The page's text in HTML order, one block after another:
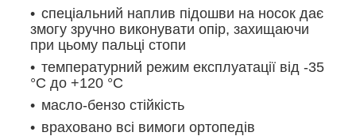
спеціальний наплив підошви на носок дає
змогу зручно виконувати опір, захищаючи
при цьому пальці стопи
температурний режим експлуатації від -35
°C до +120 °C
масло-бензо стійкість
враховано всі вимоги ортопедів